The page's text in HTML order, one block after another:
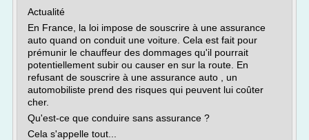
Actualité
En France, la loi impose de souscrire à une assurance
auto quand on conduit une voiture. Cela est fait pour
prémunir le chauffeur des dommages qu'il pourrait
potentiellement subir ou causer en sur la route. En
refusant de souscrire à une assurance auto , un
automobiliste prend des risques qui peuvent lui coûter
cher.
Qu'est-ce que conduire sans assurance ?
Cela s'appelle tout...